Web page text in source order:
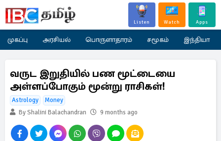
Listen Watch Apps
முகப்பு அரசியல் பொருளாதாரம் சமூகம் இந்தியா
வருட இறுதியில் பண மூட்டையை
அள்ளப்போகும் மூன்று ராசிகள்!
Astrology
Money
By Shalini Balachandran
9 months ago